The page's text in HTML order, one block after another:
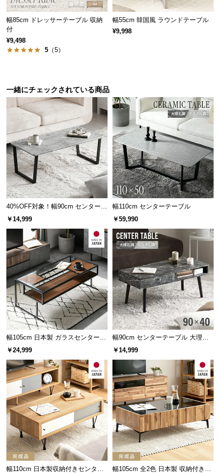
つ
い
保
つ
い
て
会
員
規
約
に
つ
い
て
客
様
サ
ポ
ー
ト
お
知
ら
せ
ブ
ロ
グ
幅85cm ドレッサーテーブル 収納
付
¥9,498
5 （5）
幅55cm 韓国風 ラウンドテーブル
¥9,998
一緒にチェックされている商品
40%OFF対象！幅90cm センターテ
ーブル 大理石/モルタル調 スクエ
￥14,999
幅110cm センターテーブル
￥59,990
幅105cm 日本製 ガラスセンターテ
ーブル
￥24,999
幅90cm センターテーブル 大理石/
モルタル調 天然木脚 収納スペース
￥14,999
幅110cm 日本製収納付きセンター
幅105cm 全2色 日本製 収納付きセ